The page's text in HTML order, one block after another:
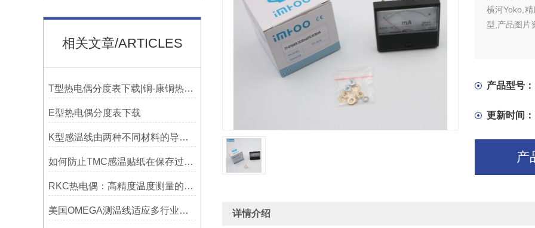
相关文章/ARTICLES
T型热电偶分度表下载|铜-康铜热电偶分度表下载
E型热电偶分度表下载
K型感温线由两种不同材料的导线组成
如何防止TMC感温贴纸在保存过程中损坏？
RKC热电偶：高精度温度测量的理想选择
美国OMEGA测温线适应多行业需求
横河Yoko,
型,产品图片
产品型号：
更新时间：
产
详情介绍